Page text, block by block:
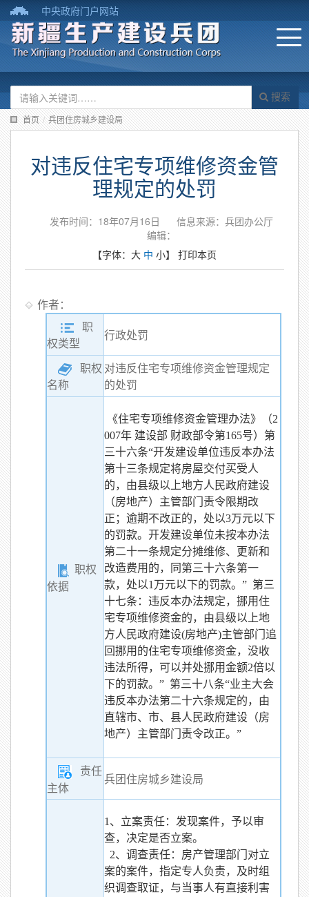
中央政府门户网站
搜索
首页 / 兵团住房城乡建设局
对违反住宅专项维修资金管
理规定的处罚
发布时间：18年07月16日
信息来源：兵团办公厅
编辑：
【字体： 大 中 小】 打印本页
作者：
职
权类型
行政处罚
职权
名称
对违反住宅专项维修资金管理规定
的处罚
职权
依据
《住宅专项维修资金管理办法》（2
007年 建设部 财政部令第165号）第
三十六条“开发建设单位违反本办法
第十三条规定将房屋交付买受人
的，由县级以上地方人民政府建设
（房地产）主管部门责令限期改
正；逾期不改正的，处以3万元以下
的罚款。开发建设单位未按本办法
第二十一条规定分摊维修、更新和
改造费用的，同第三十六条第一
款，处以1万元以下的罚款。” 第三
十七条：违反本办法规定，挪用住
宅专项维修资金的，由县级以上地
方人民政府建设(房地产)主管部门追
回挪用的住宅专项维修资金，没收
违法所得，可以并处挪用金额2倍以
下的罚款。” 第三十八条“业主大会
违反本办法第二十六条规定的，由
直辖市、市、县人民政府建设（房
地产）主管部门责令改正。”
责任
主体
兵团住房城乡建设局
1、立案责任：发现案件，予以审
查，决定是否立案。
2、调查责任：房产管理部门对立
案的案件，指定专人负责，及时组
织调查取证，与当事人有直接利害